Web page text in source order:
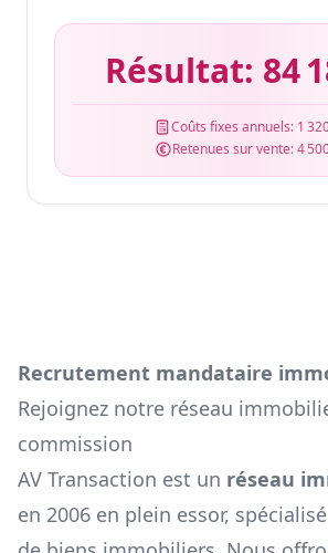
Résultat: 84
Coûts fixes annuels: 1
Retenues sur vente:4
Recrutement mandataire
Rejoignez notre réseau
commission
AV Transaction est un réseau
en 2006 en plein essor,